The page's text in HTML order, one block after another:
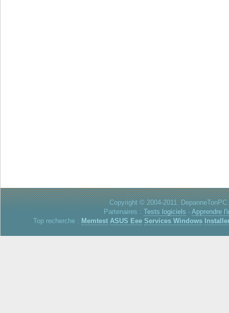
Copyright © 2004-2011.
Partenaires : Tests logiciels - Apprendre
Top recherche : Memtest ASUS Eee Services Windows